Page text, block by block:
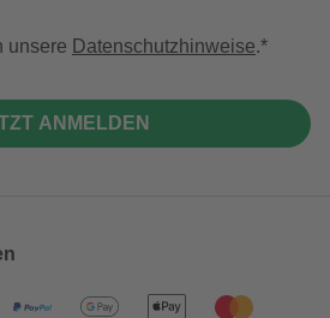
unsere Datenschutzhinweise.
ANMELDEN